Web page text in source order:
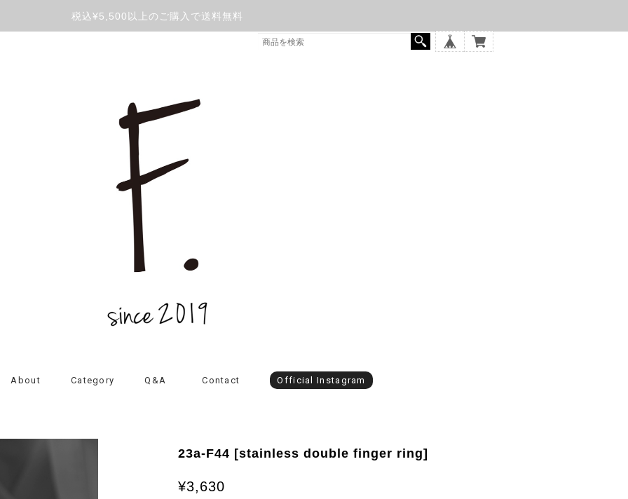
税込¥5,500以上のご購入で送料無料
About Category Q&A Contact Official Instagram
23a-F44 [stainless double finger ring]
¥3,630